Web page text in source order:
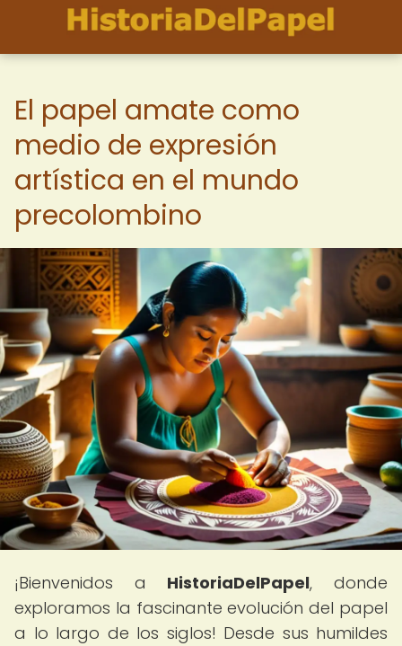
El papel amate como
medio de expresión
artística en el mundo
precolombino
¡Bienvenidos a HistoriaDelPapel, donde
exploramos la fascinante evolución del papel
a lo largo de los siglos! Desde sus humildes